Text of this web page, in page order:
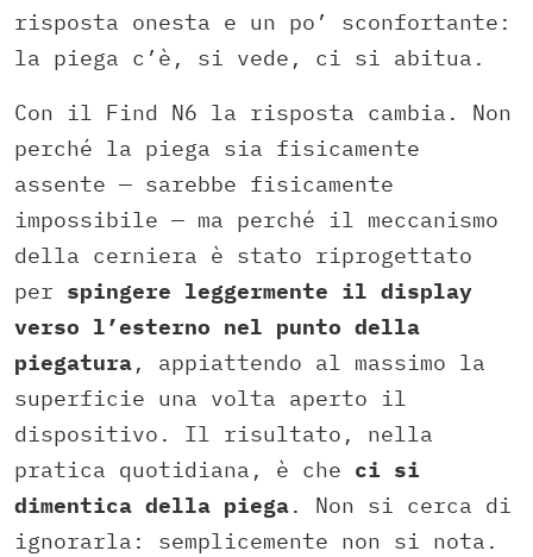
risposta onesta e un po’ sconfortante:
la piega c’è, si vede, ci si abitua.
Con il Find N6 la risposta cambia. Non
perché la piega sia fisicamente
assente — sarebbe fisicamente
impossibile — ma perché il meccanismo
della cerniera è stato riprogettato
per spingere leggermente il display
verso l’esterno nel punto della
piegatura, appiattendo al massimo la
superficie una volta aperto il
dispositivo. Il risultato, nella
pratica quotidiana, è che ci si
dimentica della piega. Non si cerca di
ignorarla: semplicemente non si nota.